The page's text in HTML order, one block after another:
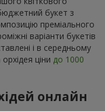
букет з
преміального
варіанти букетів
і в середньому
ціни до 1000
онлайн